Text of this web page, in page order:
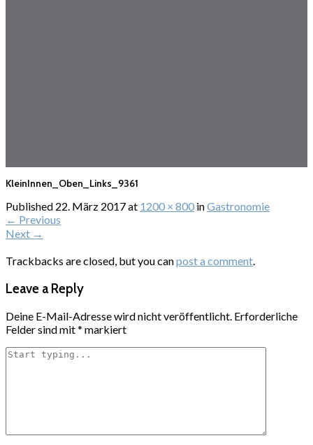
KleinInnen_Oben_Links_9361
Published 22. März 2017at 1200 × 800 inGastronomie
← Previous
Next →
Trackbacks are closed, but you canpost a comment.
Leave a Reply
Deine E-Mail-Adresse wird nicht veröffentlicht. Erforderliche
Felder sind mit* markiert